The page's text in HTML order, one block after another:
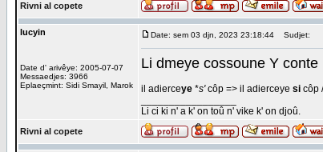
Rivni al copete
lucyin
Date d' arivêye: 2005-07-07
Messaedjes: 3966
Eplaeçmint: Sidi Smayil, Marok
Date: sem 03 djn, 2023 23:18:44 Sudjet:
Li dmeye cossoune Y
il adierceye *s'côp => il adierceye si côp
Li ci ki n' a k' on toû n' vike k' on djoû.
Rivni al copete